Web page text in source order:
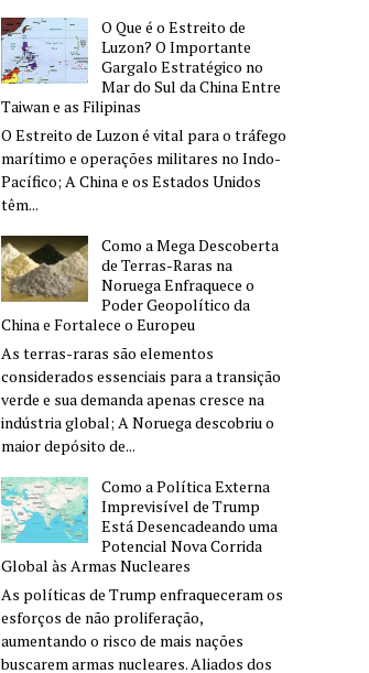
O Que é o Estreito de
Luzon? O Importante
Gargalo Estratégico no
Mar do Sul da China Entre
Taiwan e as Filipinas
O Estreito de Luzon é vital para o tráfego
marítimo e operações militares no Indo-
Pacífico; A China e os Estados Unidos
têm...
Como a Mega Descoberta
de Terras-Raras na
Noruega Enfraquece o
Poder Geopolítico da
China e Fortalece o Europeu
As terras-raras são elementos
considerados essenciais para a transição
verde e sua demanda apenas cresce na
indústria global; A Noruega descobriu o
maior depósito de...
Como a Política Externa
Imprevisível de Trump
Está Desencadeando uma
Potencial Nova Corrida
Global às Armas Nucleares
As políticas de Trump enfraqueceram os
esforços de não proliferação,
aumentando o risco de mais nações
buscarem armas nucleares. Aliados dos